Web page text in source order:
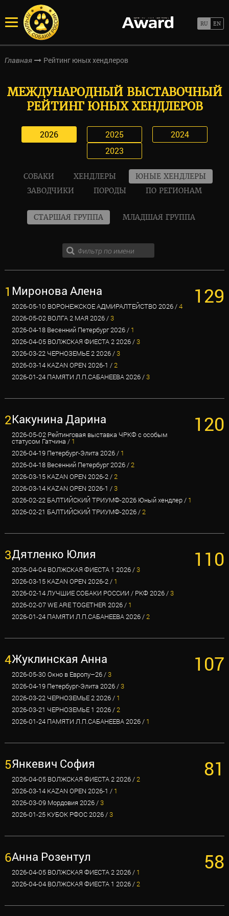
Главная Рейтинг юных хендлеров
МЕЖДУНАРОДНЫЙ ВЫСТАВОЧНЫЙ
РЕЙТИНГ ЮНЫХ ХЕНДЛЕРОВ
2026 2025
2024
2023
СОБАКИ ХЕНДЛЕРЫ
ЮНЫЕ ХЕНДЛЕРЫ
ЗАВОДЧИКИ
ПОРОДЫ ПО РЕГИОНАМ
СТАРШАЯ ГРУППА МЛАДШАЯ ГРУППА
1 Миронова Алена
2026-05-10 ВОРОНЕЖСКОЕ АДМИРАЛТЕЙСТВО 2026 /4
2026-05-02 ВОЛГА 2 МАЯ 2026 /3
2026-04-18 Весенний Петербург 2026 / 1
2026-04-05 ВОЛЖСКАЯ ФИЕСТА 2 2026 /3
2026-03-22 ЧЕРНОЗЕМЬЕ 2 2026 /3
2026-03-14 KAZAN OPEN 2026-1 /2
2026-01-24 ПАМЯТИ Л.П.САБАНЕЕВА 2026 /3
129
2Какунина Дарина
2026-05-02 Рейтинговая выставка ЧРКФ с особым
статусом Гатчина / 1
2026-04-19 Петербург-Элита 2026 / 1
2026-04-18 Весенний Петербург 2026 /2
2026-03-15 KAZAN OPEN 2026-2 /2
2026-03-14 KAZAN OPEN 2026-1 /3
2026-02-22 БАЛТИЙСКИЙ ТРИУМФ-2026 Юный хендлер / 1
2026-02-21 БАЛТИЙСКИЙ ТРИУМФ-2026 /2
120
3Дятленко Юлия
2026-04-04 ВОЛЖСКАЯ ФИЕСТА 1 2026 /3
2026-03-15 KAZAN OPEN 2026-2 / 1
2026-02-14 ЛУЧШИЕ СОБАКИ РОССИИ / РКФ 2026 /3
2026-02-07 WE ARE TOGETHER 2026 / 1
2026-01-24 ПАМЯТИ Л.П.САБАНЕЕВА 2026 /2
110
4Жуклинская Анна
2026-05-30 Окно в Европу–26 /3
2026-04-19 Петербург-Элита 2026 /3
2026-03-22 ЧЕРНОЗЕМЬЕ 2 2026 / 1
2026-03-21 ЧЕРНОЗЕМЬЕ 1 2026 /2
2026-01-24 ПАМЯТИ Л.П.САБАНЕЕВА 2026 / 1
107
5Янкевич София
2026-04-05 ВОЛЖСКАЯ ФИЕСТА 2 2026 /2
2026-03-14 KAZAN OPEN 2026-1 / 1
2026-03-09 Мордовия 2026 /3
2026-01-25 КУБОК РФОС 2026 /3
81
6Анна Розентул
2026-04-05 ВОЛЖСКАЯ ФИЕСТА 2 2026 / 1
2026-04-04 ВОЛЖСКАЯ ФИЕСТА 1 2026 /2
58